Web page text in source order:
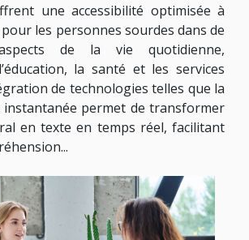
une accessibilité optimisée à
les personnes sourdes dans de
de la vie quotidienne,
la santé et les services
de technologies telles que la
permet de transformer
en texte en temps réel, facilitant